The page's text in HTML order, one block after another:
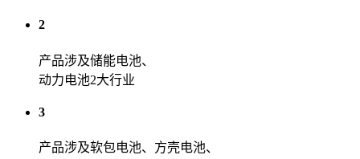
2
产品涉及储能电池、
动力电池2大行业
3
产品涉及软包电池、方壳电池、